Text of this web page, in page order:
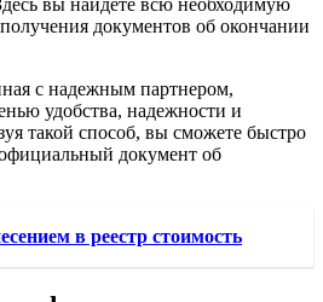
документов об окончании
с надежным партнером,
удобства, надежности и
такой способ, вы сможете быстро
документ об
в реестр стоимость